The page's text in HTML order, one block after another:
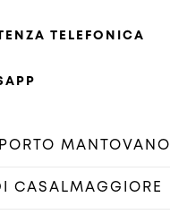
TELEFONICA
MANTOVANO
CASALMAGGIORE